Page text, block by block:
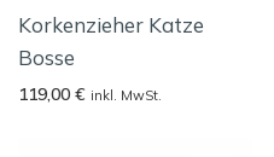
Korkenzieher Katze
Bosse
119,00 € inkl. MwSt.